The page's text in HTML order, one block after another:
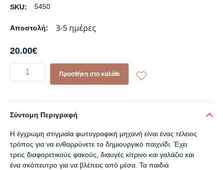
SKU: 5450
Αποστολή: 3-5 ημέρες
20.00€
Προσθήκη στο καλάθι
Σύντομη Περιγραφή
Η έγχρωμη στιγμιαία φωτογραφική μηχανή είναι ένας τέλειος
τρόπος για να ενθαρρύνετε το δημιουργικό παιχνίδι. Έχει
τρεις διαφορετικούς φακούς, διαυγές κίτρινο και γαλάζιο και
ένα σκόπευτρο για να βλέπεις από μέσα. Τα παιδιά